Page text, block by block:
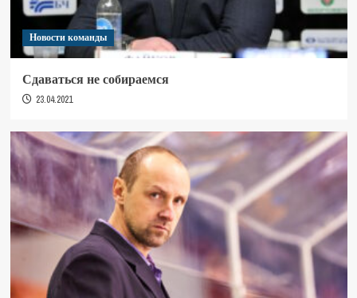
Новости команды
Сдаваться не собираемся
23.04.2021